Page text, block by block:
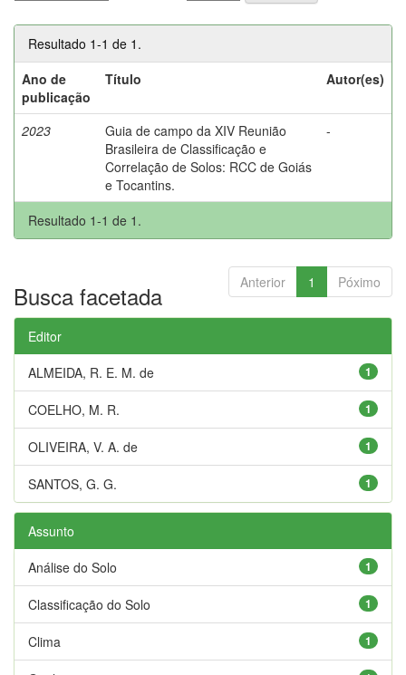
Resultado 1-1 de 1.
Ano de
publicação
Título Autor(es)
2023
Guia de campo da XIV Reunião
Brasileira de Classificação e
Correlação de Solos: RCC de Goiás
e Tocantins.
-
Resultado 1-1 de 1.
Anterior 1 Póximo
Busca facetada
Editor
1
ALMEIDA, R. E. M. de
1
COELHO, M. R.
1
OLIVEIRA, V. A. de
1
SANTOS, G. G.
Assunto
1
Análise do Solo
1
Classificação do Solo
1
Clima